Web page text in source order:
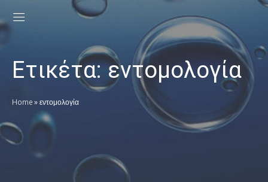
Ετικέτα:εντομολογία
Home » εντομολογία